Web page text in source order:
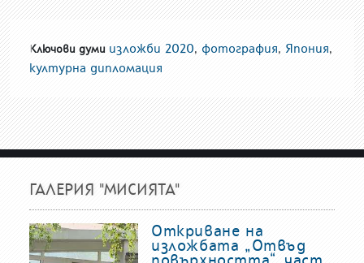
Ключови думи изложби 2020, фотография, Япония,
културна дипломация
ГАЛЕРИЯ "МИСИЯТА"
Откриване на
изложбата „Отвъд